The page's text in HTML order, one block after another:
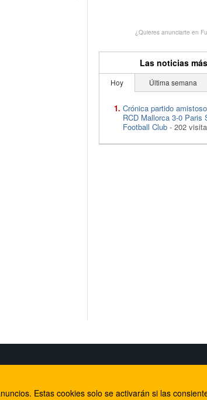
¿Quieres anunciarte en
Las noticias
Hoy Última semana
Crónica partido
RCD Mallorca 3-0 Paris
Football Club - 202
Rural Mallorca
Estas cookies solo se activarán si las